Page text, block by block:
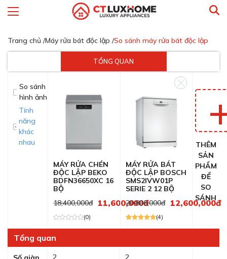
Trang chủ /Máy rửa bát độc lập /So sánh máy rửa bát độc lập
TỔNG QUAN
So sánh
hình ảnh
Tính
năng
khác
nhau
MÁY RỬA CHÉN
ĐỘC LẬP BEKO
BDFN36650XC 16
BỘ
18,400,000đ 11,600,000đ
(0)
MÁY RỬA BÁT
ĐỘC LẬP BOSCH
SMS2IVW01P
SERIE 2 12 BỘ
20,800,000đ
12,600,000đ
(4)
THÊM
SẢN
PHẨM
ĐỂ
SO
SÁNH
Tổng quan
2 2